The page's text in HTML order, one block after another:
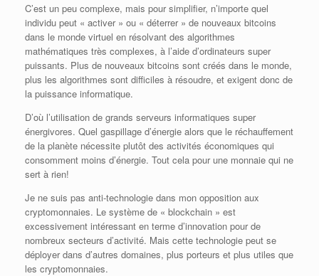
C’est un peu complexe, mais pour simplifier, n’importe quel
individu peut « activer » ou « déterrer » de nouveaux bitcoins
dans le monde virtuel en résolvant des algorithmes
mathématiques très complexes, à l’aide d’ordinateurs super
puissants. Plus de nouveaux bitcoins sont créés dans le monde,
plus les algorithmes sont difficiles à résoudre, et exigent donc de
la puissance informatique.
D’où l’utilisation de grands serveurs informatiques super
énergivores. Quel gaspillage d’énergie alors que le réchauffement
de la planète nécessite plutôt des activités économiques qui
consomment moins d’énergie. Tout cela pour une monnaie qui ne
sert à rien!
Je ne suis pas anti-technologie dans mon opposition aux
cryptomonnaies. Le système de « blockchain » est
excessivement intéressant en terme d’innovation pour de
nombreux secteurs d’activité. Mais cette technologie peut se
déployer dans d’autres domaines, plus porteurs et plus utiles que
les cryptomonnaies.